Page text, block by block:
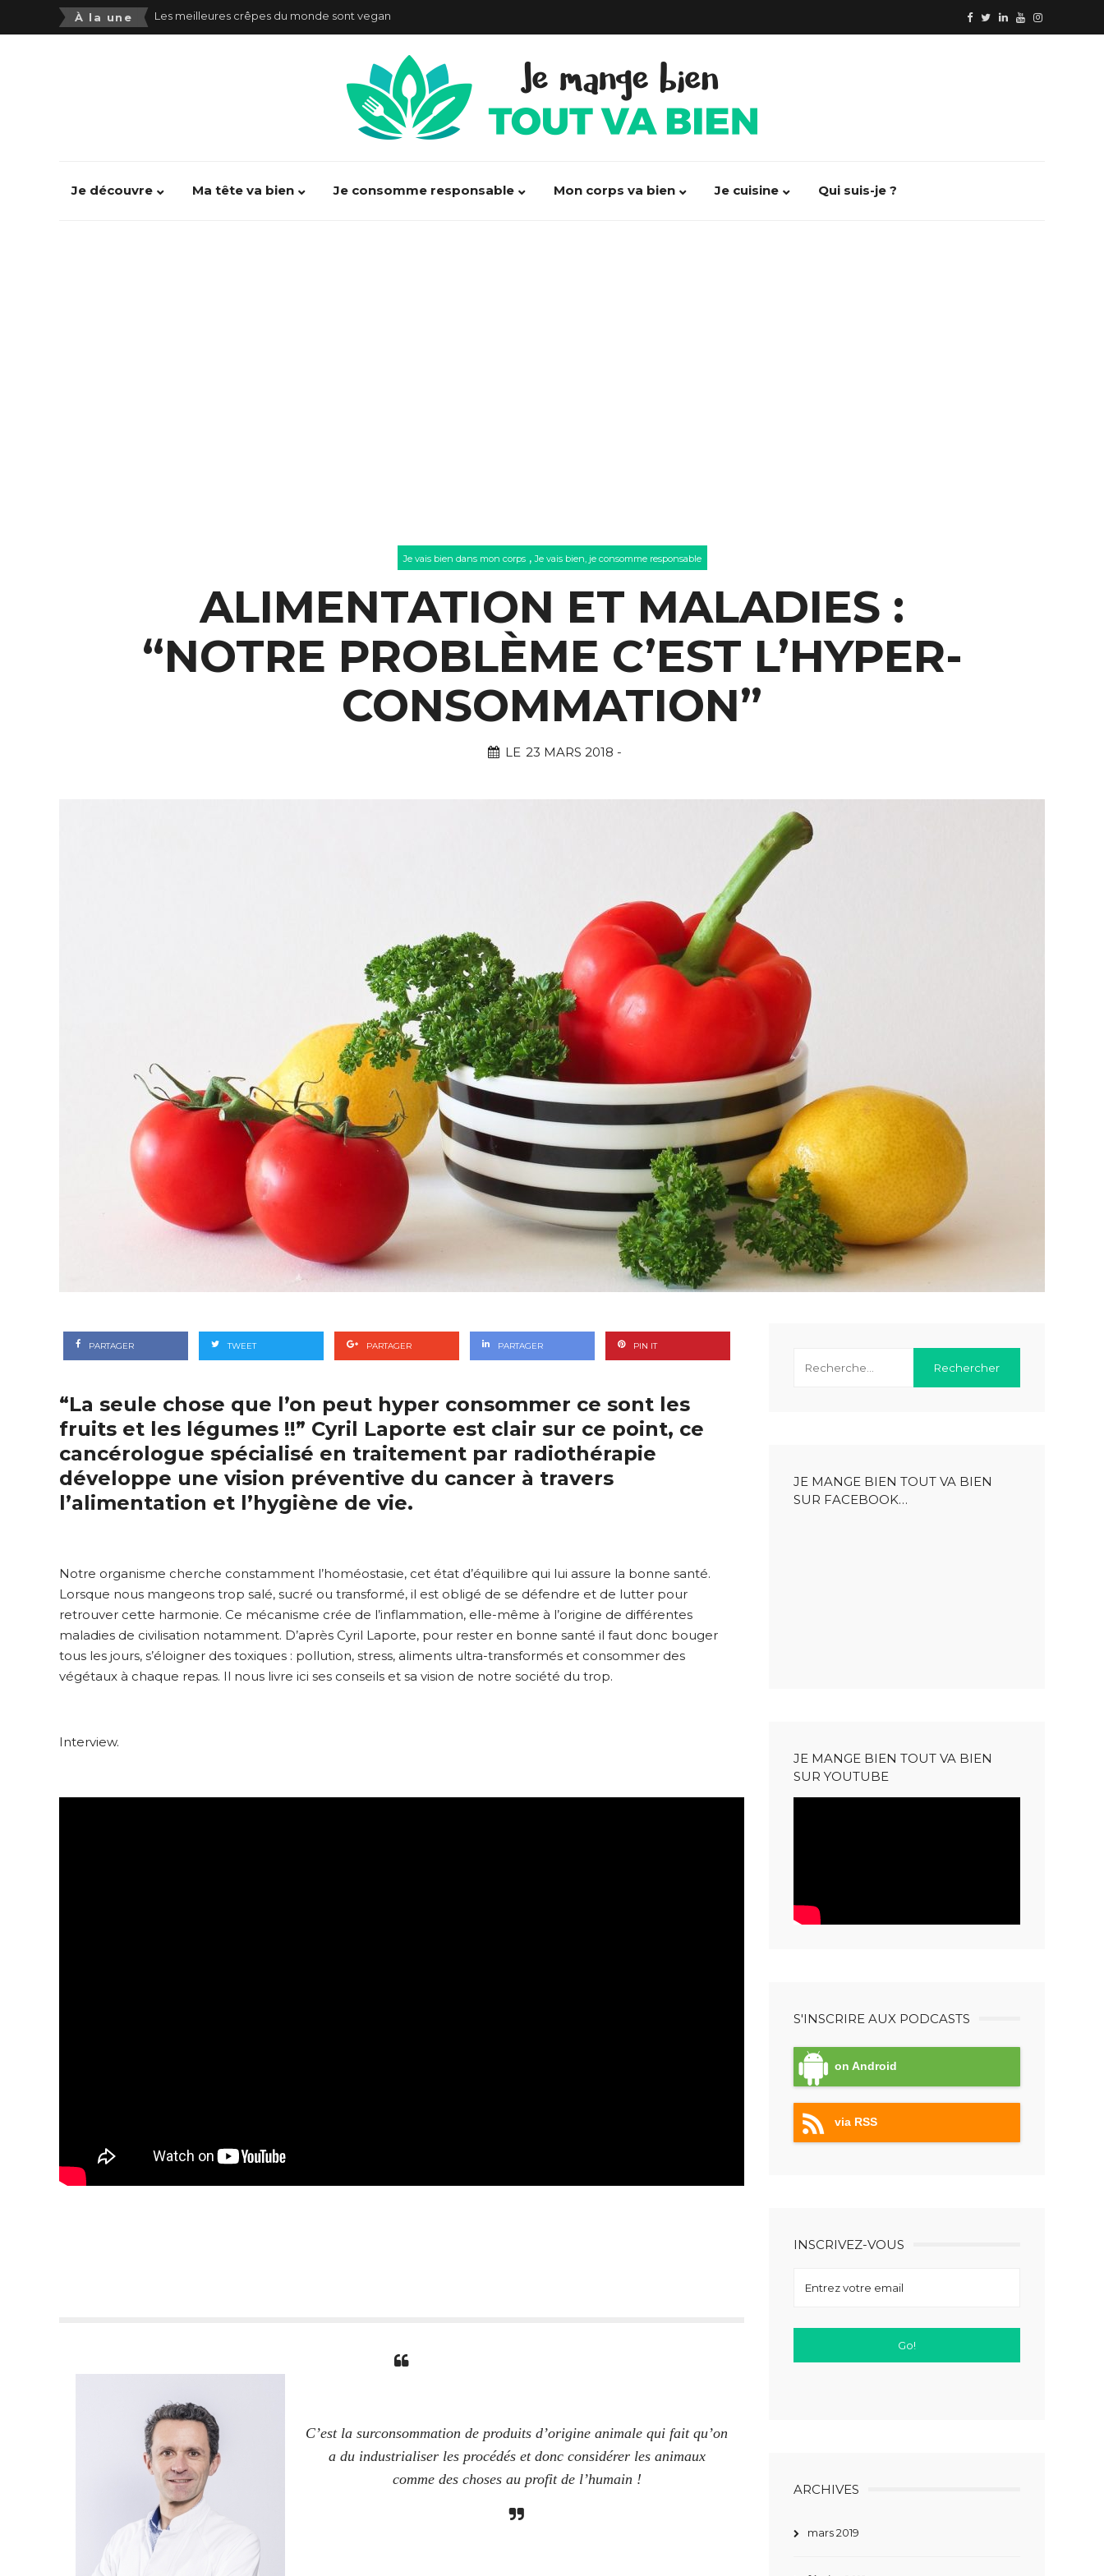
À la une Les aliments ultra transformés néfastes pour la santé !
Alimentation pauvre en Fodmap(s) : se débarrasser des maux de ventre
Alexandre Jolivet : “100% d’entrainement, 100% d’alimentation saine”
Je découvre Ma tête va bien Je consomme responsable Mon corps va bien Je cuisine Qui suis-je ?
Je vais bien dans mon corps,Je vais bien, je consomme responsable
ALIMENTATION ET MALADIES :
“NOTRE PROBLÈME C’EST L’HYPER-
CONSOMMATION”
LE 23 MARS 2018 -
PARTAGER TWEET PARTAGER PARTAGER PIN IT
“La seule chose que l’on peut hyper consommer ce sont les
fruits et les légumes !!” Cyril Laporte est clair sur ce point, ce
cancérologue spécialisé en traitement par radiothérapie
développe une vision préventive du cancer à travers
l’alimentation et l’hygiène de vie.
Notre organisme cherche constamment l’homéostasie, cet état d’équilibre qui lui assure la bonne santé.
Lorsque nous mangeons trop salé, sucré ou transformé, il est obligé de se défendre et de lutter pour
retrouver cette harmonie. Ce mécanisme crée de l’inflammation, elle-même à l’origine de différentes
maladies de civilisation notamment. D’après Cyril Laporte, pour rester en bonne santé il faut donc bouger
tous les jours, s’éloigner des toxiques : pollution, stress, aliments ultra-transformés et consommer des
végétaux à chaque repas. Il nous livre ici ses conseils et sa vision de notre société du trop.
Interview.
C’est la surconsommation de produits d’origine animale qui fait qu’on
a du industrialiser les procédés et donc considérer les animaux
comme des choses au profit de l’humain !
JE MANGE BIEN TOUT VA BIEN
SUR FACEBOOK…
JE MANGE BIEN TOUT VA BIEN
SUR YOUTUBE
S'INSCRIRE AUX PODCASTS
on Android
via RSS
INSCRIVEZ-VOUS
ARCHIVES
mars 2019